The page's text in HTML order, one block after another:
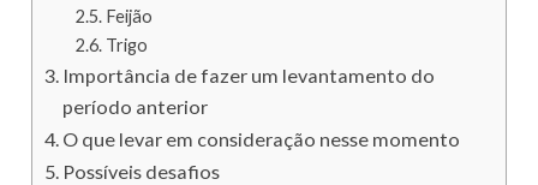
Feijão
Trigo
Importância de fazer um levantamento do
período anterior
O que levar em consideração nesse momento
Possíveis desafios